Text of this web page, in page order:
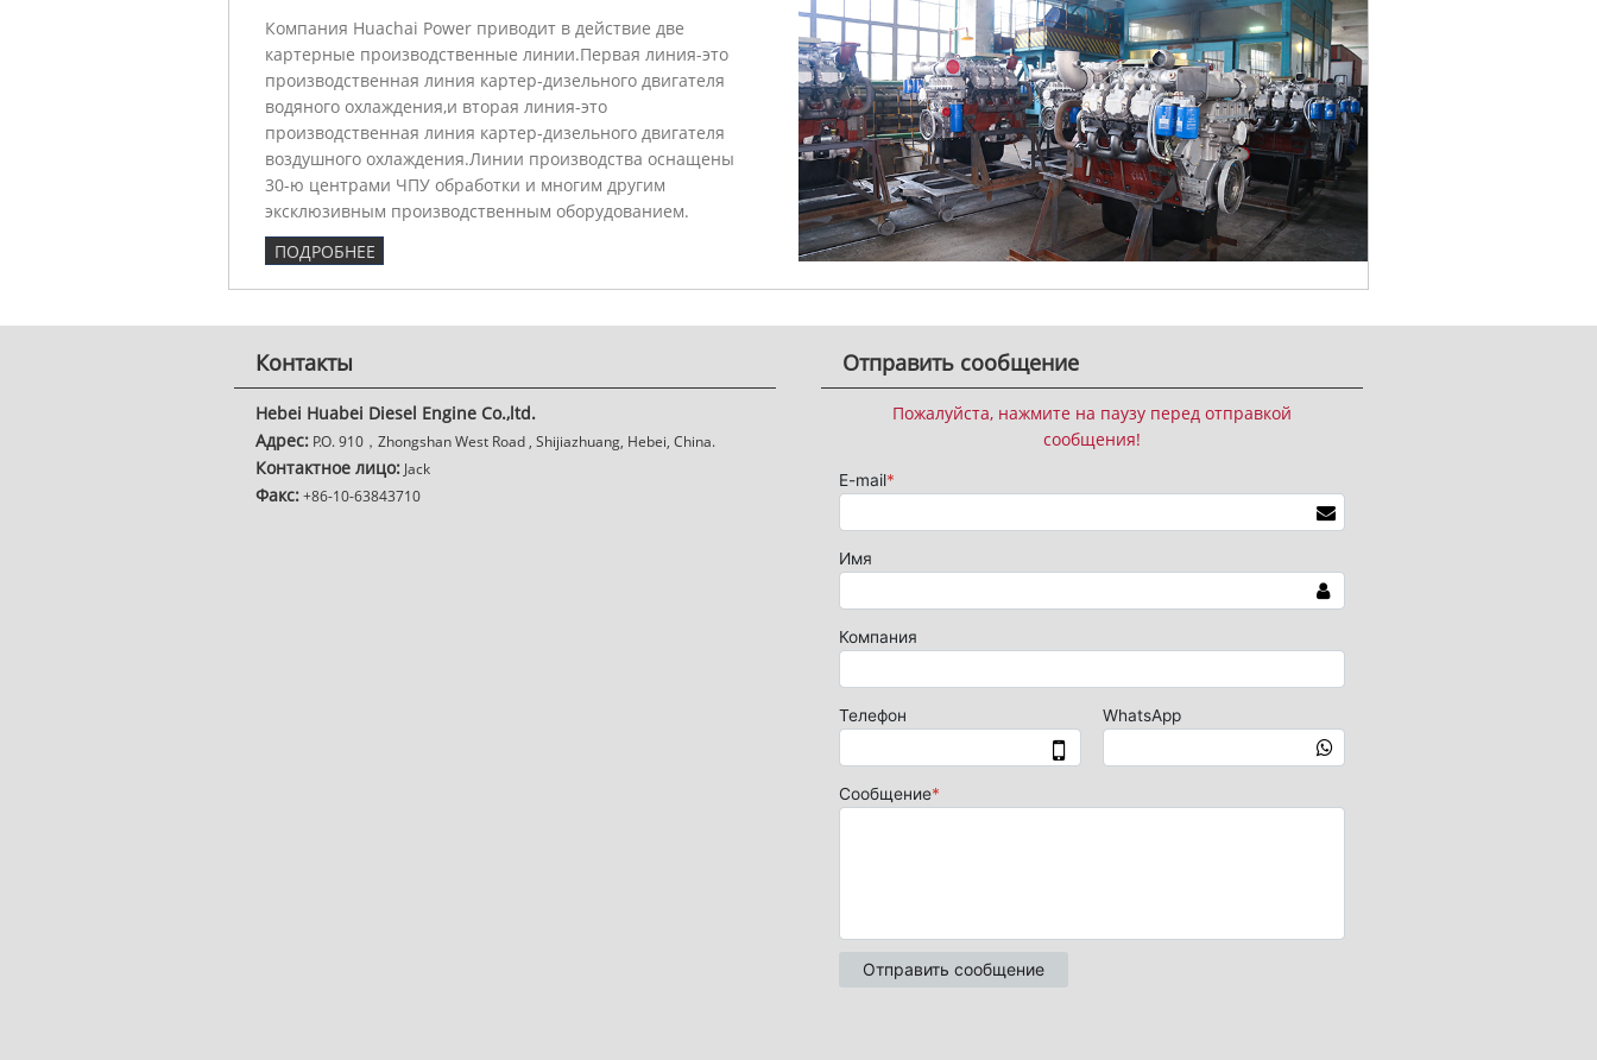
Компания Huachai Power приводит в действие две
картерные производственные линии.Первая линия-это
производственная линия картер-дизельного двигателя
водяного охлаждения,и вторая линия-это
производственная линия картер-дизельного двигателя
воздушного охлаждения.Линии производства оснащены
30-ю центрами ЧПУ обработки и многим другим
эксклюзивным производственным оборудованием.
ПОДРОБНЕЕ
Контакты
Hebei Huabei Diesel Engine Co.,ltd.
Адрес: P.O. 910，Zhongshan West Road , Shijiazhuang, Hebei, China.
Контактное лицо: Jack
Факс:+86-10-63843710
Отправить сообщение
Пожалуйста, нажмите на паузу перед отправкой
сообщения!